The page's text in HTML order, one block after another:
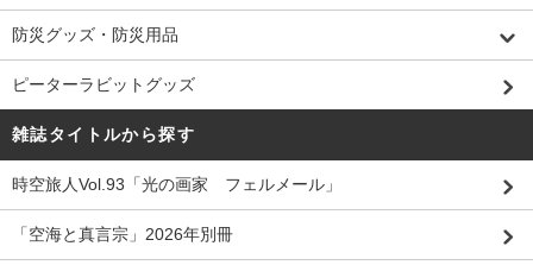
防災グッズ・防災用品
ピーターラビットグッズ
雑誌タイトルから探す
時空旅人Vol.93「光の画家 フェルメール」
「空海と真言宗」2026年別冊